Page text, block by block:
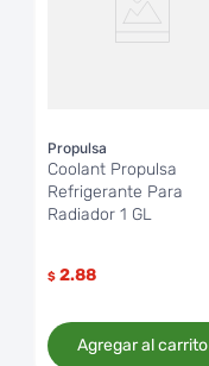
Propulsa
Coolant Propulsa
Refrigerante Para
Radiador 1 GL
$ 2.88
Agregar al carrito